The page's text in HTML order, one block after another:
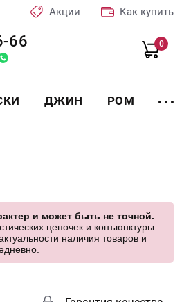
Акции Как купить
66 0
ДЖИН РОМ
и может быть не точной.
цепочек и конъюнктуры
наличия товаров и